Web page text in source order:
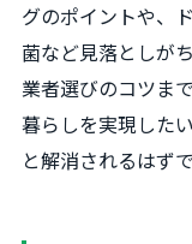
グのポイントや、
菌など見落としが
業者選びのコツま
暮らしを実現した
と解消されるはずで